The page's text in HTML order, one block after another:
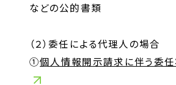
などの公的書類
（２）委任による代理人の場合
①個人情報開示請求に伴う委